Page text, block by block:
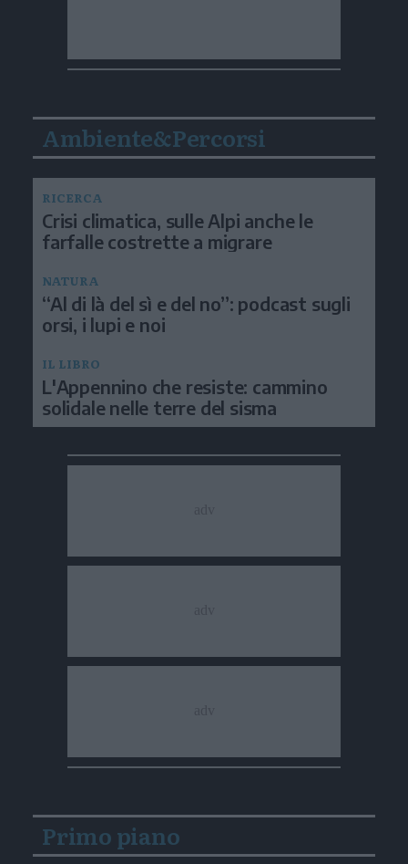
Ambiente&Percorsi
RICERCA
Crisi climatica, sulle Alpi anche le
farfalle costrette a migrare
NATURA
“Al di là del sì e del no”: podcast sugli
orsi, i lupi e noi
IL LIBRO
L'Appennino che resiste: cammino
solidale nelle terre del sisma
Primo piano